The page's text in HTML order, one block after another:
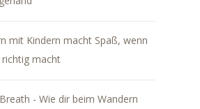
mit Kindern macht Spaß, wenn
macht
- Wie dir beim Wandern